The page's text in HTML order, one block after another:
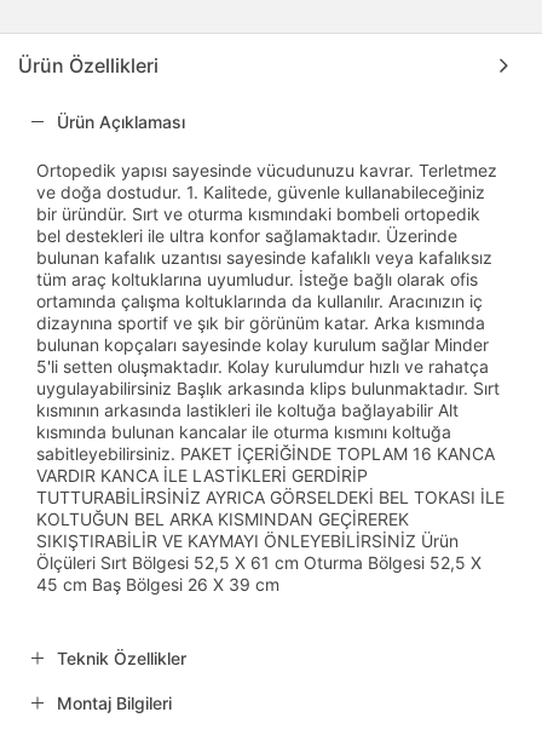
Ürün Özellikleri
Ürün Açıklaması
Ortopedik yapısı sayesinde vücudunuzu kavrar. Terletmez
ve doğa dostudur. 1. Kalitede, güvenle kullanabileceğiniz
bir üründür. Sırt ve oturma kısmındaki bombeli ortopedik
bel destekleri ile ultra konfor sağlamaktadır. Üzerinde
bulunan kafalık uzantısı sayesinde kafalıklı veya kafalıksız
tüm araç koltuklarına uyumludur. İsteğe bağlı olarak ofis
ortamında çalışma koltuklarında da kullanılır. Aracınızın iç
dizaynına sportif ve şık bir görünüm katar. Arka kısmında
bulunan kopçaları sayesinde kolay kurulum sağlar Minder
5'li setten oluşmaktadır. Kolay kurulumdur hızlı ve rahatça
uygulayabilirsiniz Başlık arkasında klips bulunmaktadır. Sırt
kısmının arkasında lastikleri ile koltuğa bağlayabilir Alt
kısmında bulunan kancalar ile oturma kısmını koltuğa
sabitleyebilirsiniz. PAKET İÇERİĞİNDE TOPLAM 16 KANCA
VARDIR KANCA İLE LASTİKLERİ GERDİRİP
TUTTURABİLİRSİNİZ AYRICA GÖRSELDEKİ BEL TOKASI İLE
KOLTUĞUN BEL ARKA KISMINDAN GEÇİREREK
SIKIŞTIRABİLİR VE KAYMAYI ÖNLEYEBİLİRSİNİZ Ürün
Ölçüleri Sırt Bölgesi 52,5 X 61 cm Oturma Bölgesi 52,5 X
45 cm Baş Bölgesi 26 X 39 cm
Teknik Özellikler
Montaj Bilgileri